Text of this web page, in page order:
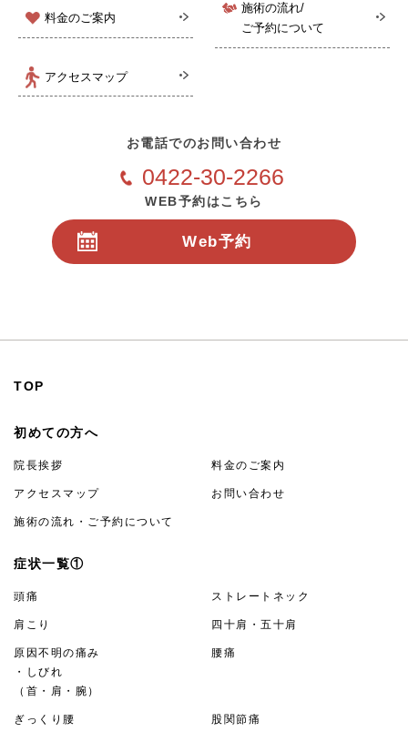
料金のご案内
施術の流れ/
ご予約について
アクセスマップ
お電話でのお問い合わせ
0422-30-2266
WEB予約はこちら
Web予約
TOP
初めての方へ
院長挨拶 料金のご案内
アクセスマップ お問い合わせ
施術の流れ・ご予約について
症状一覧①
頭痛 ストレートネック
肩こり 四十肩・五十肩
原因不明の痛み
・しびれ
（首・肩・腕）
腰痛
ぎっくり腰 股関節痛